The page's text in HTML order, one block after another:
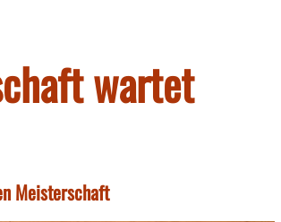
wartet
Meisterschaft